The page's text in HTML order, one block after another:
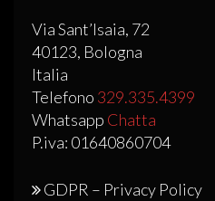
Via Sant’Isaia, 72
40123, Bologna
Italia
Telefono 329.335.4399
Whatsapp Chatta
P.iva: 01640860704
GDPR – Privacy Policy